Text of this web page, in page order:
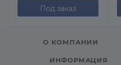
Под заказ
О КОМПАНИИ
ИНФОРМАЦИЯ